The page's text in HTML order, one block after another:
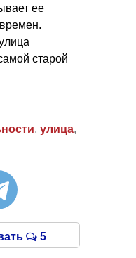
ее
старой
, улица,
5